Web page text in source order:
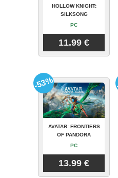
HOLLOW KNIGHT:
SILKSONG
PC
11.99 €
AVATAR: FRONTIERS
OF PANDORA
PC
13.99 €
-53%